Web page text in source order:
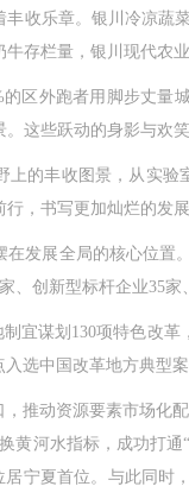
乐章。银川冷凉蔬菜
存栏量，银川现代农
外跑者用脚步丈量城
。这些跃动的身影与欢
丰收图景，从实验
，书写更加灿烂的发展
展全局的核心位置。
、创新型标杆企业35
谋划130项特色改革
选中国改革地方典型案
动资源要素市场化配
黄河水指标，成功打
宁夏首位。与此同时